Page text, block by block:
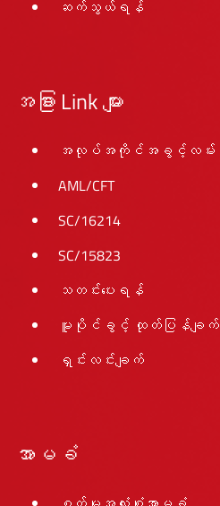
ဆက်သွယ်ရန်
အခြား Link များ
အလုပ်အကိုင်အခွင့်လမ်း
AML/CFT
SC/16214
SC/15823
သတင်းပေးရန်
မူပိုင်ခွင့် ထုတ်ပြန်ချက်
ရှင်းလင်းချက်
အာမခံ